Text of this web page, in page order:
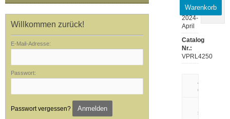
Release:
2024-
April
Catalog
Nr.:
VPRL4250
drucken
schreiben
Warenkorb
Willkommen zurück!
E-Mail-Adresse:
Passwort:
Passwort vergessen? Anmelden